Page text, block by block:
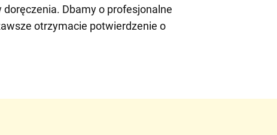
doręczenia. Dbamy o profesjonalne
otrzymacie potwierdzenie o